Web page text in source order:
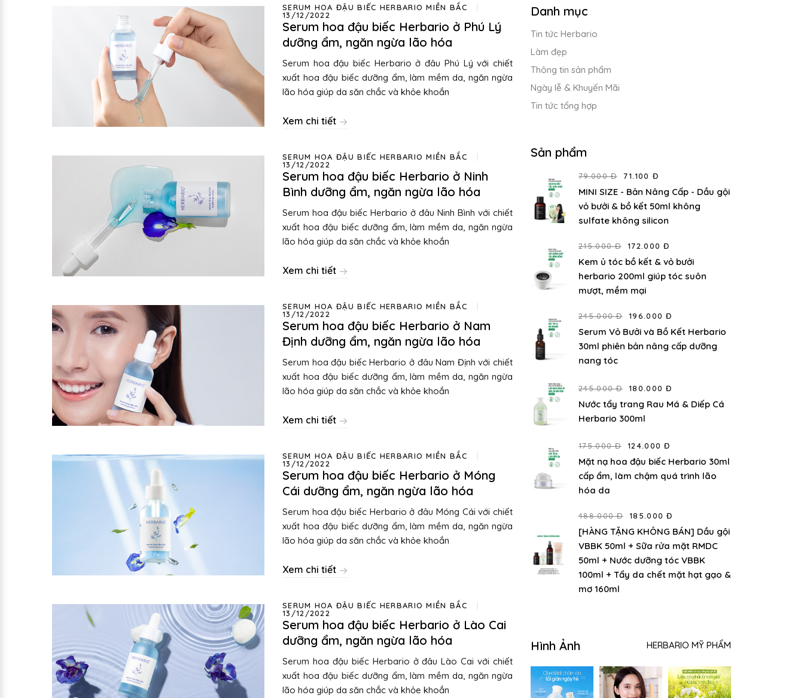
SERUM HOA ĐẬU BIẾC HERBARIO MIỀN BẮC
13/12/2022
Serum hoa đậu biếc Herbario ở Phú Lý
dưỡng ẩm, ngăn ngừa lão hóa
Serum hoa đậu biếc Herbario ở đâu Phú Lý với chiết
xuất hoa đậu biếc dưỡng ẩm, làm mềm da, ngăn ngừa
lão hóa giúp da săn chắc và khỏe khoắn
Xem chi tiết
SERUM HOA ĐẬU BIẾC HERBARIO MIỀN BẮC
13/12/2022
Serum hoa đậu biếc Herbario ở Ninh
Bình dưỡng ẩm, ngăn ngừa lão hóa
Serum hoa đậu biếc Herbario ở đâu Ninh Bình với chiết
xuất hoa đậu biếc dưỡng ẩm, làm mềm da, ngăn ngừa
lão hóa giúp da săn chắc và khỏe khoắn
Xem chi tiết
SERUM HOA ĐẬU BIẾC HERBARIO MIỀN BẮC
13/12/2022
Serum hoa đậu biếc Herbario ở Nam
Định dưỡng ẩm, ngăn ngừa lão hóa
Serum hoa đậu biếc Herbario ở đâu Nam Định với chiết
xuất hoa đậu biếc dưỡng ẩm, làm mềm da, ngăn ngừa
lão hóa giúp da săn chắc và khỏe khoắn
Xem chi tiết
SERUM HOA ĐẬU BIẾC HERBARIO MIỀN BẮC
13/12/2022
Serum hoa đậu biếc Herbario ở Móng
Cái dưỡng ẩm, ngăn ngừa lão hóa
Serum hoa đậu biếc Herbario ở đâu Móng Cái với chiết
xuất hoa đậu biếc dưỡng ẩm, làm mềm da, ngăn ngừa
lão hóa giúp da săn chắc và khỏe khoắn
Xem chi tiết
SERUM HOA ĐẬU BIẾC HERBARIO MIỀN BẮC
13/12/2022
Serum hoa đậu biếc Herbario ở Lào Cai
dưỡng ẩm, ngăn ngừa lão hóa
Serum hoa đậu biếc Herbario ở đâu Lào Cai với chiết
xuất hoa đậu biếc dưỡng ẩm, làm mềm da, ngăn ngừa
lão hóa giúp da săn chắc và khỏe khoắn
Danh mục
Tin tức Herbario
Làm đẹp
Thông tin sản phẩm
Ngày lễ & Khuyến Mãi
Tin tức tổng hợp
Sản phẩm
79.000 Đ 71.100 Đ
MINI SIZE - Bản Nâng Cấp - Dầu gội
vỏ bưởi & bồ kết 50ml không
sulfate không silicon
215.000 Đ 172.000 Đ
Kem ủ tóc bồ kết & vỏ bưởi
herbario 200ml giúp tóc suôn
mượt, mềm mại
245.000 Đ 196.000 Đ
Serum Vỏ Bưởi và Bồ Kết Herbario
30ml phiên bản nâng cấp dưỡng
nang tóc
245.000 Đ 180.000 Đ
Nước tẩy trang Rau Má & Diếp Cá
Herbario 300ml
175.000 Đ 124.000 Đ
Mặt nạ hoa đậu biếc Herbario 30ml
cấp ẩm, làm chậm quá trình lão
hóa da
488.000 Đ 185.000 Đ
[HÀNG TẶNG KHÔNG BÁN] Dầu gội
VBBK 50ml + Sữa rửa mặt RMDC
50ml + Nước dưỡng tóc VBBK
100ml + Tẩy da chết mặt hạt gạo &
mơ 160ml
Hình Ảnh HERBARIO MỸ PHẨM